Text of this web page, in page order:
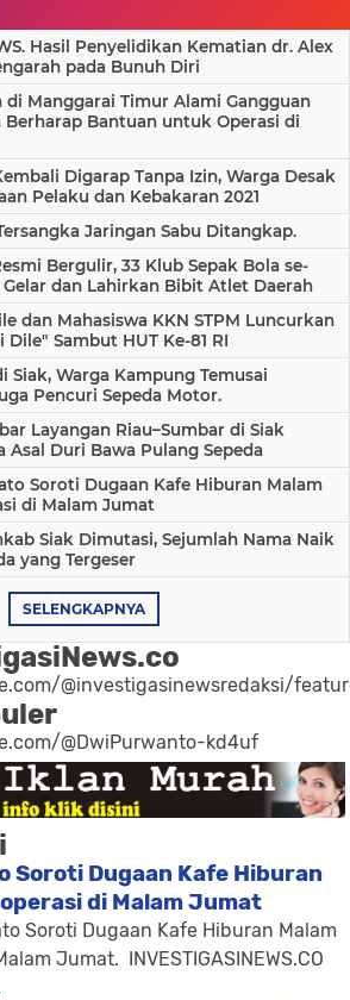
Hasil Penyelidikan Kematian dr. Alex
pada Bunuh Diri
di Manggarai Timur Alami Gangguan
Berharap Bantuan untuk Operasi di
Digarap Tanpa Izin, Warga Desak
Pelaku dan Kebakaran 2021
Jaringan Sabu Ditangkap.
Bergulir, 33 Klub Sepak Bola se-
dan Lahirkan Bibit Atlet Daerah
dan Mahasiswa KKN STPM Luncurkan
Sambut HUT Ke-81 RI
Siak, Warga Kampung Temusai
Pencuri Sepeda Motor.
Layangan Riau–Sumbar di Siak
Asal Duri Bawa Pulang Sepeda
Soroti Dugaan Kafe Hiburan Malam
di Malam Jumat
Siak Dimutasi, Sejumlah Nama Naik
yang Tergeser
SELENGKAPNYA
@investigasinewsredaksi/
@DwiPurwanto-kd4uf
Soroti Dugaan Kafe Hiburan
di Malam Jumat
Soroti Dugaan Kafe Hiburan Malam
Jumat. INVESTIGASINEWS.CO